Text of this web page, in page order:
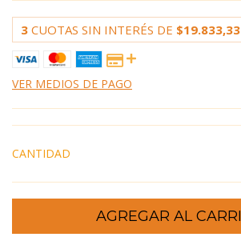
3 CUOTAS SIN INTERÉS DE $19.833,33
VER MEDIOS DE PAGO
CANTIDAD